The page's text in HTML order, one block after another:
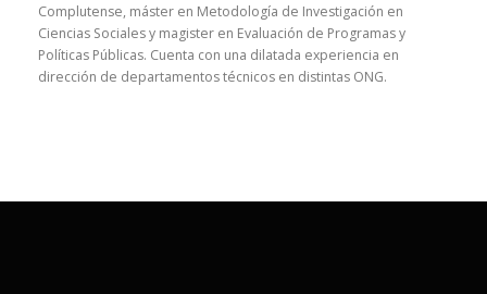
Complutense, máster en Metodología de Investigación en
Ciencias Sociales y magister en Evaluación de Programas y
Políticas Públicas. Cuenta con una dilatada experiencia en
dirección de departamentos técnicos en distintas ONG.